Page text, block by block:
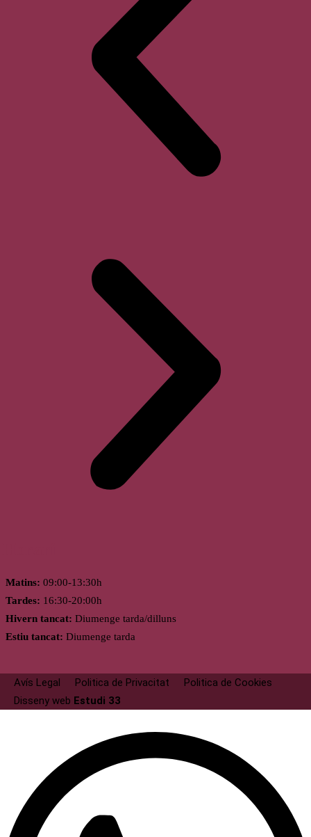
Matins: 09:00-13:30h
Tardes: 16:30-20:00h
Hivern tancat: Diumenge tarda/dilluns
Estiu tancat: Diumenge tarda
Avís Legal Politica de Privacitat
Politica de Cookies
Disseny web Estudi 33